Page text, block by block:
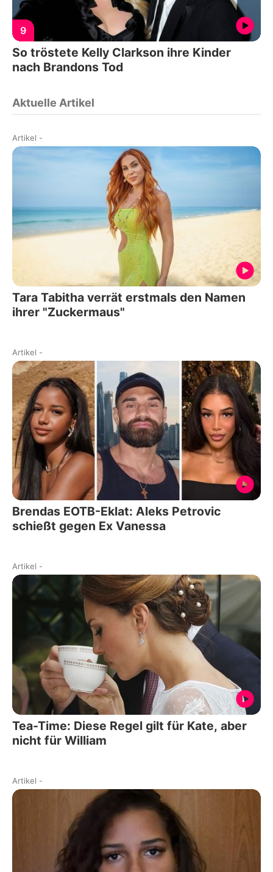
9
So tröstete Kelly Clarkson ihre Kinder
nach Brandons Tod
Aktuelle Artikel
Artikel -
Tara Tabitha verrät erstmals den Namen
ihrer "Zuckermaus"
Artikel -
Brendas EOTB-Eklat: Aleks Petrovic
schießt gegen Ex Vanessa
Artikel -
Tea-Time: Diese Regel gilt für Kate, aber
nicht für William
Artikel -